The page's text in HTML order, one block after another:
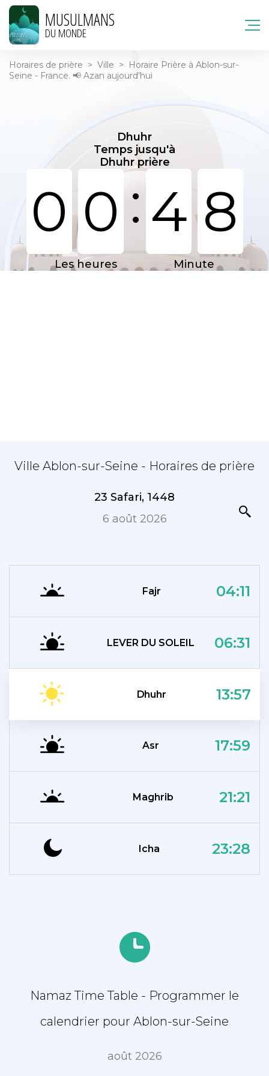
MUSULMANS
DU MONDE
Horaires de prière > Ville >
Horaire Prière à Ablon-sur-
Seine - France. 📢 Azan aujourd'hui
Dhuhr
Temps jusqu'à
Dhuhr prière
0 0: 4 8
Les heures Minute
Ville Ablon-sur-Seine - Horaires de prière
23 Safari, 1448
6 août 2026
Fajr 04:11
LEVER DU SOLEIL 06:31
Dhuhr 13:57
Asr 17:59
Maghrib 21:21
Icha 23:28
Namaz Time Table - Programmer le
calendrier pour Ablon-sur-Seine
août 2026